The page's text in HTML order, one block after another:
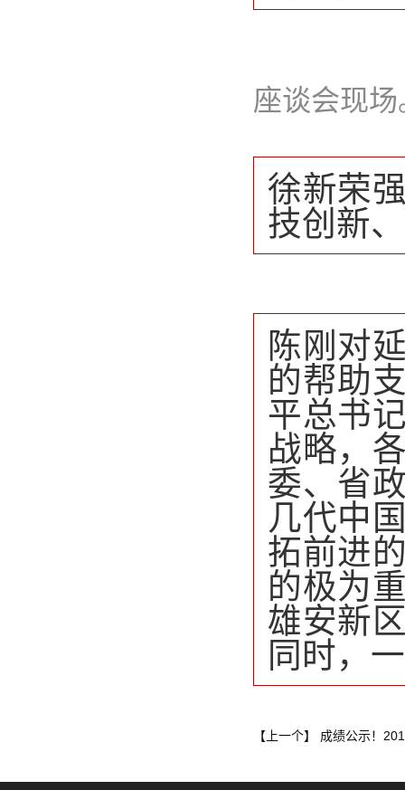
座谈会现
徐新荣
技创新
陈刚对
的帮助
平总书
战略，
委、省
几代中
拓前进
的极为
雄安新
同时，
【上一个】 成绩公示！